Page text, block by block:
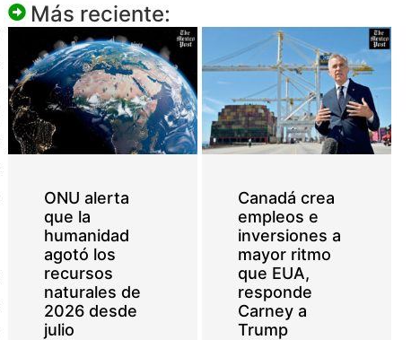
Más reciente:
ONU alerta
que la
humanidad
agotó los
recursos
naturales de
2026 desde
julio
Canadá crea
empleos e
inversiones a
mayor ritmo
que EUA,
responde
Carney a
Trump